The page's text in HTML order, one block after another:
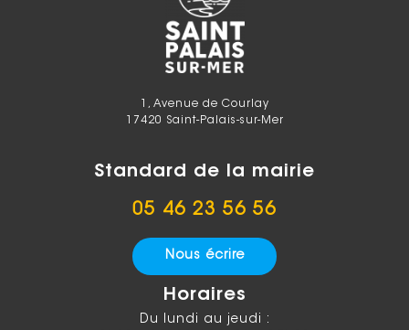
1, Avenue de Courlay
17420 Saint-Palais-sur-Mer
Standard de la mairie
05 46 23 56 56
Nous écrire
Horaires
Du lundi au jeudi :